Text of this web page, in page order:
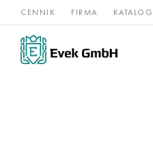
CENNIK FIRMA KATALOG
Stopy
niklu